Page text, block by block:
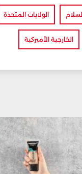
السلام الولايات المتحدة
الخارجية الأميركية